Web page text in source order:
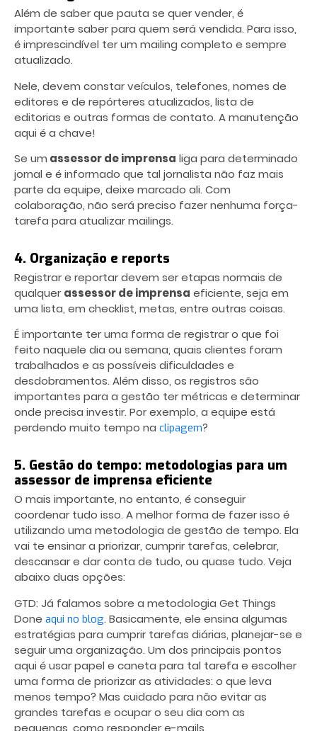
Além de saber que pauta se quer vender, é
importante saber para quem será vendida. Para isso,
é imprescindível ter um mailing completo e sempre
atualizado.
Nele, devem constar veículos, telefones, nomes de
editores e de repórteres atualizados, lista de
editorias e outras formas de contato. A manutenção
aqui é a chave!
Se um assessor de imprensa liga para determinado
jornal e é informado que tal jornalista não faz mais
parte da equipe, deixe marcado ali. Com
colaboração, não será preciso fazer nenhuma força-
tarefa para atualizar mailings.
4. Organização e reports
Registrar e reportar devem ser etapas normais de
qualquerassessor de imprensa eficiente, seja em
uma lista, em checklist, metas, entre outras coisas.
É importante ter uma forma de registrar o que foi
feito naquele dia ou semana, quais clientes foram
trabalhados e as possíveis dificuldades e
desdobramentos. Além disso, os registros são
importantes para a gestão ter métricas e determinar
onde precisa investir. Por exemplo, a equipe está
perdendo muito tempo na clipagem?
5. Gestão do tempo: metodologias para um
assessor de imprensa eficiente
O mais importante, no entanto, é conseguir
coordenar tudo isso. A melhor forma de fazer isso é
utilizando uma metodologia de gestão de tempo. Ela
vai te ensinar a priorizar, cumprir tarefas, celebrar,
descansar e dar conta de tudo, ou quase tudo. Veja
abaixo duas opções:
GTD: Já falamos sobre a metodologia Get Things
Done aqui no blog. Basicamente, ele ensina algumas
estratégias para cumprir tarefas diárias, planejar-se e
seguir uma organização. Um dos principais pontos
aqui é usar papel e caneta para tal tarefa e escolher
uma forma de priorizar as atividades: o que leva
menos tempo? Mas cuidado para não evitar as
grandes tarefas e ocupar o seu dia com as
pequenas, como responder e-mails.